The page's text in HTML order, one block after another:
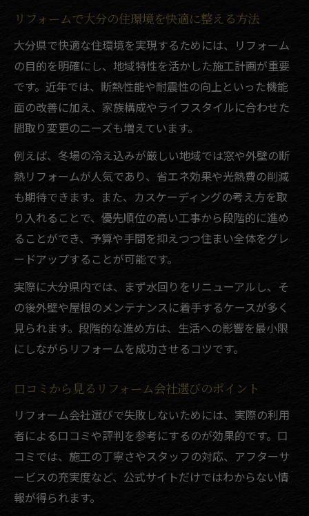
リフォームにおけるカスケーディングの基礎知
識
リフォームとカスケーディングの基本的な
関係性
カスケーディング効果がもたらす住まいの
変化
す方法
大分で実践するカスケーディングリフォー
ムの流れ
費用対効果を高めるリフォームの考え方
補助金活用でリフォーム費用を賢く節約
大分で使えるリフォーム費用節約術とは
外壁リフォームの助成金情報と活用法
申請前に押さえておくべき補助制度の流れ
ント
口コミで分かる大分リフォームの実情
リフォーム経験者の口コミから学ぶ注意点
大分のリフォーム会社に寄せられる評判と
は
口コミで選ぶリフォーム会社の特徴を解説
リフォームで大分の住環境を快適に整える方法
大分県で快適な住環境を実現するためには、リフォーム
の目的を明確にし、地域特性を活かした施工計画が重要
です。近年では、断熱性能や耐震性の向上といった機能
面の改善に加え、家族構成やライフスタイルに合わせた
間取り変更のニーズも増えています。
例えば、冬場の冷え込みが厳しい地域では窓や外壁の断
熱リフォームが人気であり、省エネ効果や光熱費の削減
も期待できます。また、カスケーディングの考え方を取
り入れることで、優先順位の高い工事から段階的に進め
ることができ、予算や手間を抑えつつ住まい全体をグレ
ードアップすることが可能です。
実際に大分県内では、まず水回りをリニューアルし、そ
の後外壁や屋根のメンテナンスに着手するケースが多く
見られます。段階的な進め方は、生活への影響を最小限
にしながらリフォームを成功させるコツです。
口コミから見るリフォーム会社選びのポイント
リフォーム会社選びで失敗しないためには、実際の利用
者による口コミや評判を参考にするのが効果的です。口
コミでは、施工の丁寧さやスタッフの対応、アフターサ
ービスの充実度など、公式サイトだけではわからない情
報が得られます。